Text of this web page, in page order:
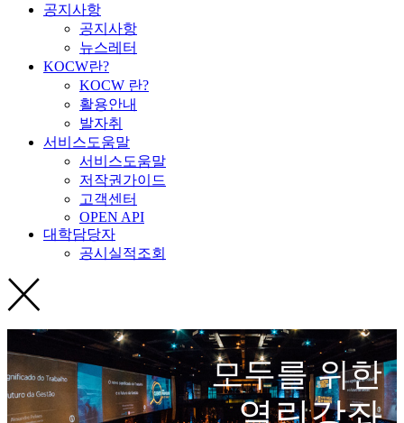
공지사항
공지사항
뉴스레터
KOCW란?
KOCW 란?
활용안내
발자취
서비스도움말
서비스도움말
저작권가이드
고객센터
OPEN API
대학담당자
공시실적조회
모두를 위한